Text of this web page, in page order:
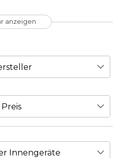
beinhaltet. Die
zu
erfreuen sich aufgrund
und ihrer
Sie bieten eine
anzeigen
Preis
― €
Innengeräte